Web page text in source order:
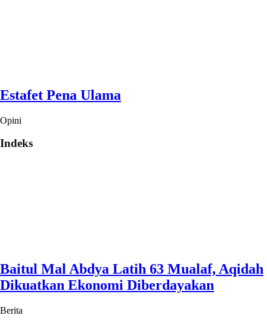
Estafet Pena Ulama
Opini
Indeks
Baitul Mal Abdya Latih 63 Mualaf, Aqidah
Dikuatkan Ekonomi Diberdayakan
Berita